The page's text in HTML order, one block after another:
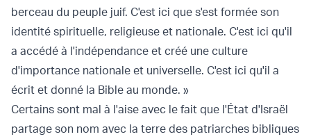
berceau du peuple juif. C'est ici que s'est formée son
identité spirituelle, religieuse et nationale. C'est ici qu'il
a accédé à l'indépendance et créé une culture
d'importance nationale et universelle. C'est ici qu'il a
écrit et donné la Bible au monde. »
Certains sont mal à l'aise avec le fait que l'État d'Israël
partage son nom avec la terre des patriarches bibliques